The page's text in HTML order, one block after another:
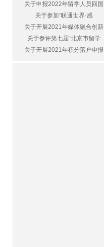
关于申报2022年留学人员回国
关于参加“联通世界·感
关于开展2021年媒体融合创新
关于参评第七届“北京市留学
关于开展2021年积分落户申报